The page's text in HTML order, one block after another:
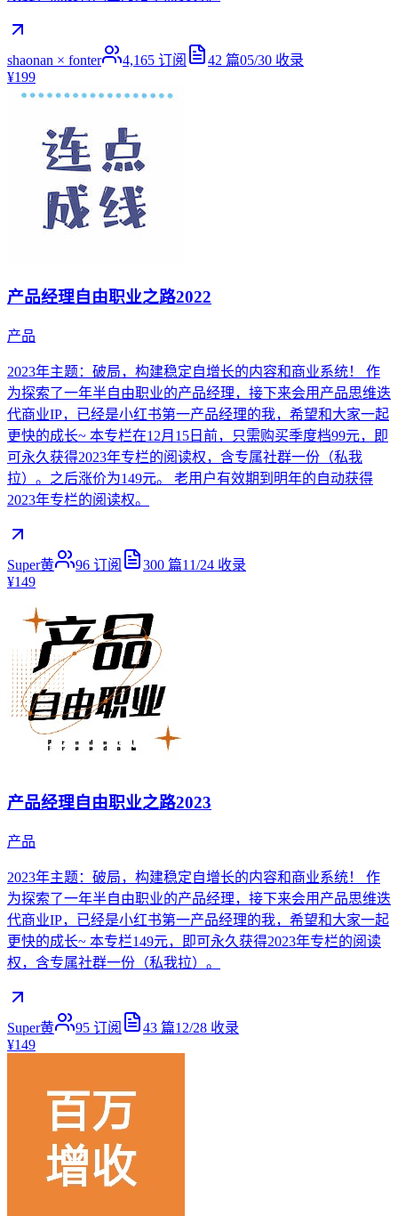
shaonan × fonter 4,165 订阅 42 篇05/30 收录
¥199
产品经理自由职业之路2022
产品
2023年主题：破局，构建稳定自增长的内容和商业系统！ 作
为探索了一年半自由职业的产品经理，接下来会用产品思维迭
代商业IP，已经是小红书第一产品经理的我，希望和大家一起
更快的成长~ 本专栏在12月15日前，只需购买季度档99元，即
可永久获得2023年专栏的阅读权，含专属社群一份（私我
拉）。之后涨价为149元。 老用户有效期到明年的自动获得
2023年专栏的阅读权。
Super黄 96 订阅 300 篇11/24 收录
¥149
产品经理自由职业之路2023
产品
2023年主题：破局，构建稳定自增长的内容和商业系统！ 作
为探索了一年半自由职业的产品经理，接下来会用产品思维迭
代商业IP，已经是小红书第一产品经理的我，希望和大家一起
更快的成长~ 本专栏149元，即可永久获得2023年专栏的阅读
权，含专属社群一份（私我拉）。
Super黄 95 订阅 43 篇12/28 收录
¥149